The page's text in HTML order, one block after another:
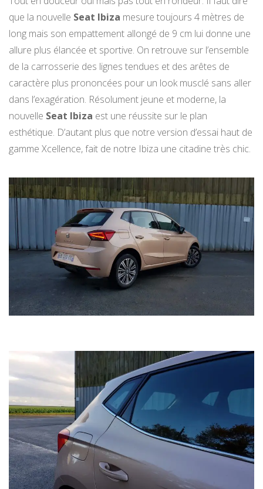
que la nouvelle Seat Ibiza mesure toujours 4 mètres de
long mais son empattement allongé de 9 cm lui donne une
allure plus élancée et sportive. On retrouve sur l’ensemble
de la carrosserie des lignes tendues et des arêtes de
caractère plus prononcées pour un look musclé sans aller
dans l’exagération. Résolument jeune et moderne, la
nouvelle Seat Ibiza est une réussite sur le plan
esthétique. D’autant plus que notre version d’essai haut de
gamme Xcellence, fait de notre Ibiza une citadine très chic.